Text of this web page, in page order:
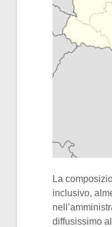
La
inclusivo,
diffusissimo